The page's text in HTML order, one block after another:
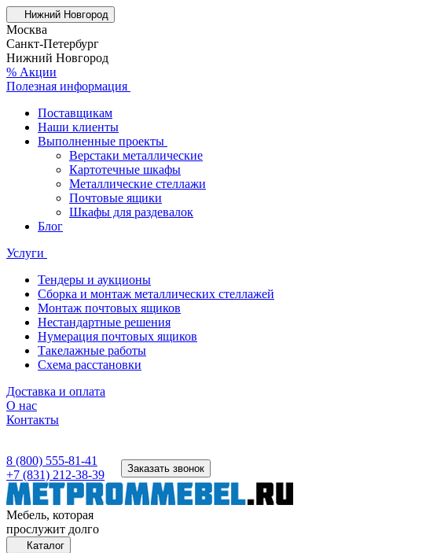
Нижний Новгород
Москва
Санкт-Петербург
Нижний Новгород
% Акции
Полезная информация
Поставщикам
Наши клиенты
Выполненные проекты
Верстаки металлические
Картотечные шкафы
Металлические стеллажи
Почтовые ящики
Шкафы для раздевалок
Блог
Услуги
Тендеры и аукционы
Сборка и монтаж металлических стеллажей
Монтаж почтовых ящиков
Нестандартные решения
Нумерация почтовых ящиков
Такелажные работы
Схема расстановки
Доставка и оплата
О нас
Контакты
8 (800) 555-81-41
+7 (831) 212-38-39
Заказать звонок
Мебель, которая
прослужит долго
Каталог